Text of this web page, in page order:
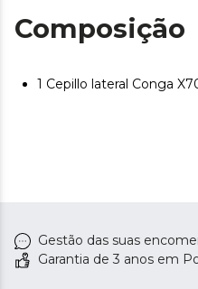
Composição
1 Cepillo lateral Conga
Gestão das suas
Garantia de 3 anos em